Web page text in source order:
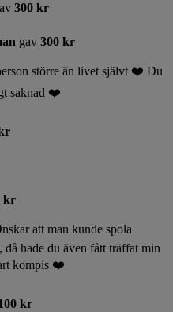
300 kr
gav 300 kr
större än livet självt ❤️ Du
saknad ❤️
kr
att man kunde spola
hade du även fått träffat min
kompis ❤️
kr